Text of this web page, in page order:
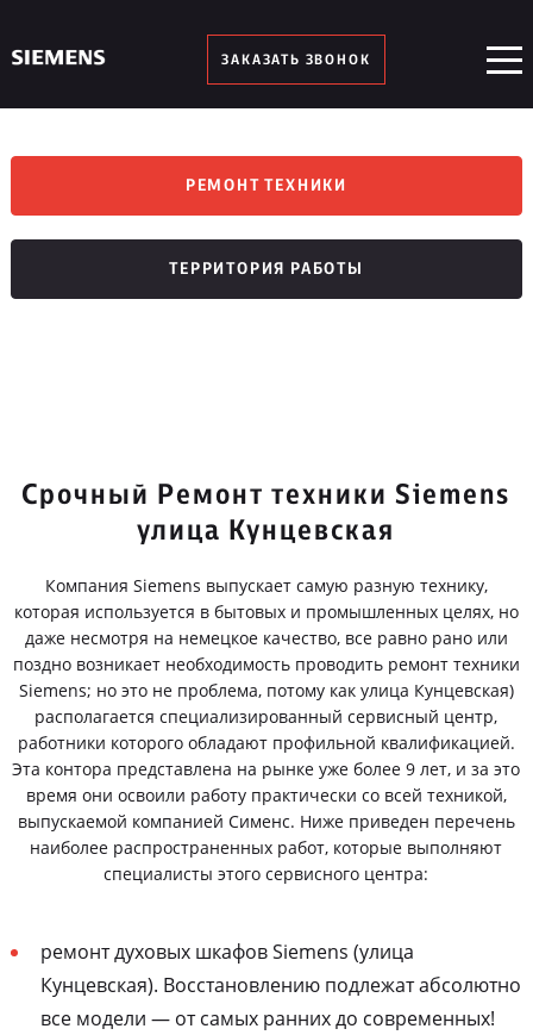
ЗАКАЗАТЬ ЗВОНОК
РЕМОНТ ТЕХНИКИ
ТЕРРИТОРИЯ РАБОТЫ
Срочный Ремонт техники Siemens
улица Кунцевская
Компания Siemens выпускает самую разную технику,
которая используется в бытовых и промышленных целях, но
даже несмотря на немецкое качество, все равно рано или
поздно возникает необходимость проводить ремонт техники
Siemens; но это не проблема, потому как улица Кунцевская)
располагается специализированный сервисный центр,
работники которого обладают профильной квалификацией.
Эта контора представлена на рынке уже более 9 лет, и за это
время они освоили работу практически со всей техникой,
выпускаемой компанией Сименс. Ниже приведен перечень
наиболее распространенных работ, которые выполняют
специалисты этого сервисного центра:
ремонт духовых шкафов Siemens (улица
Кунцевская). Восстановлению подлежат абсолютно
все модели — от самых ранних до современных!